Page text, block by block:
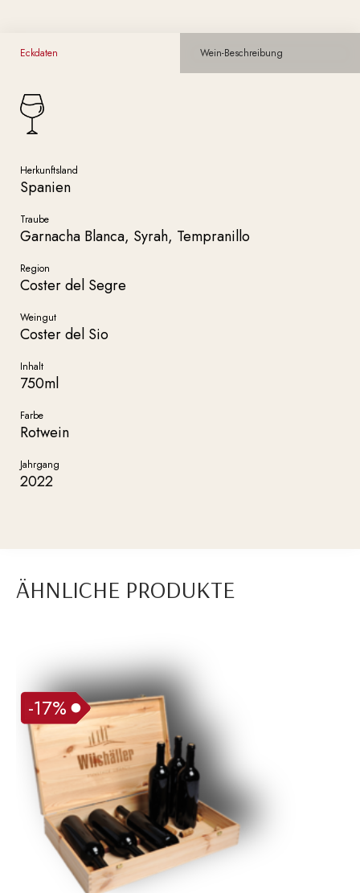
Eckdaten Wein-Beschreibung
Herkunftsland
Spanien
Traube
Garnacha Blanca, Syrah, Tempranillo
Region
Coster del Segre
Weingut
Coster del Sio
Inhalt
750ml
Farbe
Rotwein
Jahrgang
2022
ÄHNLICHE PRODUKTE
-17%